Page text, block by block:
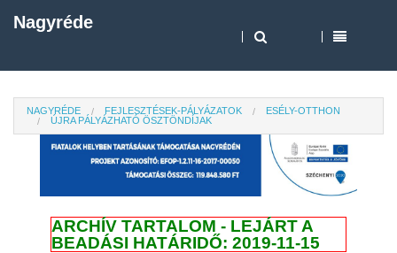
Nagyréde
NAGYRÉDE FEJLESZTÉSEK-PÁLYÁZATOK
ESÉLY-OTTHON
ÚJRA PÁLYÁZHATÓ ÖSZTÖNDÍJAK
ARCHÍV TARTALOM - LEJÁRT A
BEADÁSI HATÁRIDŐ: 2019-11-15